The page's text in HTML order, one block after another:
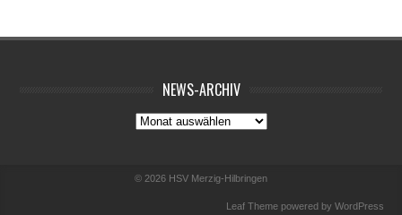
NEWS-ARCHIV
News-
Archiv
© 2026 HSV Merzig-Hilbringen
Leaf Theme powered by WordPress